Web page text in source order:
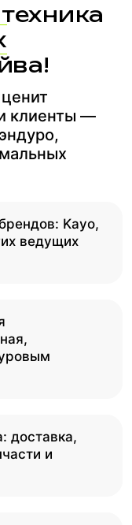
клиенты —
Kayo,
ведущих
доставка,
и